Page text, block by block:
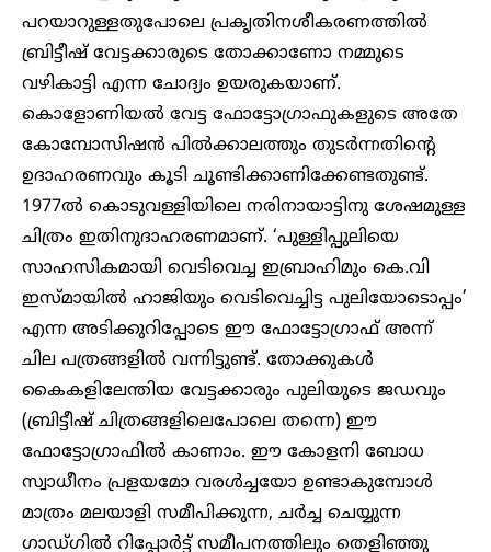
പറയാറുള്ളതുപോലെ പ്രകൃതിനശീകരണത്തില്‍
ബ്രിട്ടീഷ് വേട്ടക്കാരുടെ തോക്കാണോ നമ്മുടെ
വഴികാട്ടി എന്ന ചോദ്യം ഉയരുകയാണ്.
കൊളോണിയല്‍ വേട്ട ഫോട്ടോഗ്രാഫുകളുടെ അതേ
കോമ്പോസിഷന്‍ പില്‍ക്കാലത്തും തുടര്‍ന്നതിന്റെ
ഉദാഹരണവും കൂടി ചൂണ്ടിക്കാണിക്കേണ്ടതുണ്ട്.
1977ല്‍ കൊടുവള്ളിയിലെ നരിനായാട്ടിനു ശേഷമുള്ള
ചിത്രം ഇതിനുദാഹരണമാണ്. ‘പുള്ളിപ്പുലിയെ
സാഹസികമായി വെടിവെച്ച ഇബ്രാഹിമും കെ.വി
ഇസ്മായില്‍ ഹാജിയും വെടിവെച്ചിട്ട പുലിയോടൊപ്പം’
എന്ന അടിക്കുറിപ്പോടെ ഈ ഫോട്ടോഗ്രാഫ് അന്ന്
ചില പത്രങ്ങളില്‍ വന്നിട്ടുണ്ട്. തോക്കുകള്‍
കൈകളിലേന്തിയ വേട്ടക്കാരും പുലിയുടെ ജഡവും
(ബ്രിട്ടീഷ് ചിത്രങ്ങളിലെപോലെ തന്നെ) ഈ
ഫോട്ടോഗ്രാഫില്‍ കാണാം. ഈ കോളനി ബോധ
സ്വാധീനം പ്രളയമോ വരള്‍ച്ചയോ ഉണ്ടാകുമ്പോള്‍
മാത്രം മലയാളി സമീപിക്കുന്ന, ചര്‍ച്ച ചെയ്യുന്ന
ഗാഡ്ഗില്‍ റിപ്പോര്‍ട്ട് സമീപനത്തിലും തെളിഞ്ഞു